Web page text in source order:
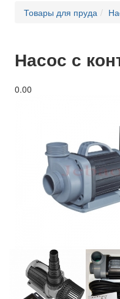
Товары для пруда
Насос с
0.00